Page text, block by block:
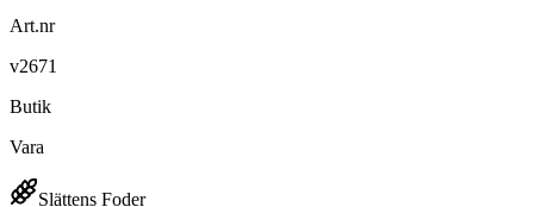
Art.nr
v2671
Butik
Vara
Slättens Foder